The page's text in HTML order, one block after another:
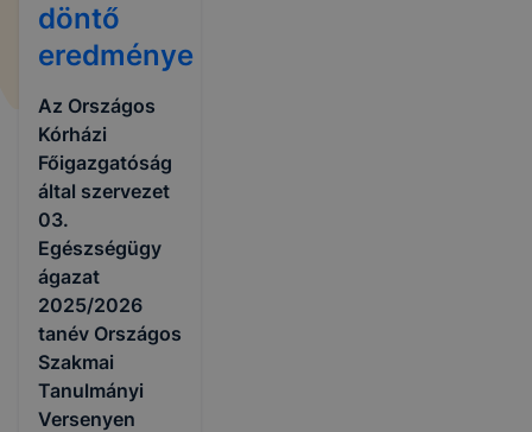
döntő
eredménye
Az Országos
Kórházi
Főigazgatóság
által szervezet
03.
Egészségügy
ágazat
2025/2026
tanév Országos
Szakmai
Tanulmányi
Versenyen